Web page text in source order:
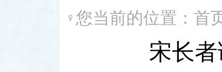
您当前的位置： 首
宋长